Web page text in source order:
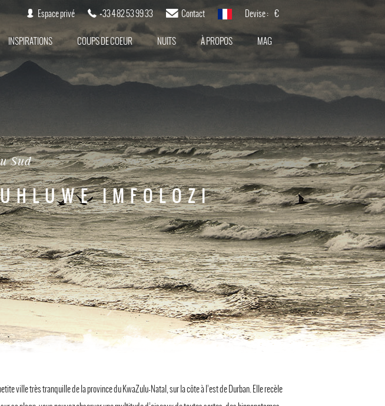
Espace privé +33 4 82 53 99 33 Contact françaisDevise : €
INSPIRATIONS COUPS DE COEUR NUITS À PROPOS MAG
Sud
IMFOLOZI
ville très tranquille de la province du KwaZulu-Natal, sur la côte à l’est de Durban. Elle recèle